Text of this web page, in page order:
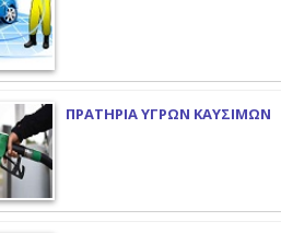
ΠΡΑΤΗΡΙΑ ΥΓΡΩΝ ΚΑΥΣΙΜΩΝ